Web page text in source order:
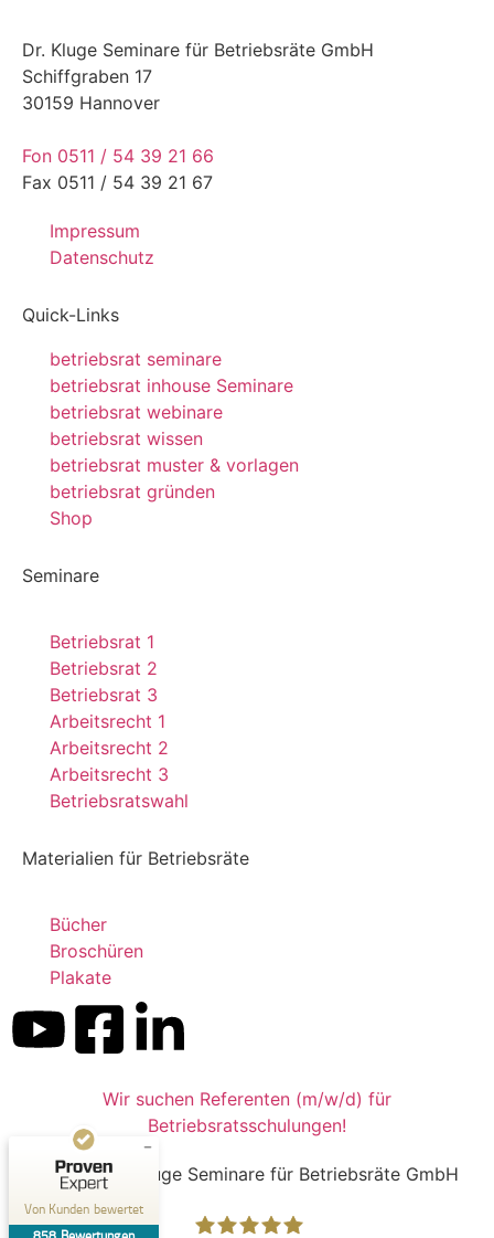
Dr. Kluge Seminare für Betriebsräte GmbH
Schiffgraben 17
30159 Hannover
Fon 0511 / 54 39 21 66
Fax 0511 / 54 39 21 67
Impressum
Datenschutz
Quick-Links
betriebsrat seminare
betriebsrat inhouse Seminare
betriebsrat webinare
betriebsrat wissen
betriebsrat muster & vorlagen
betriebsrat gründen
Shop
Seminare
Betriebsrat 1
Betriebsrat 2
Betriebsrat 3
Arbeitsrecht 1
Arbeitsrecht 2
Arbeitsrecht 3
Betriebsratswahl
Materialien für Betriebsräte
Bücher
Broschüren
Plakate
Wir suchen Referenten (m/w/d) für
Betriebsratsschulungen!
© 2026 Dr. Kluge Seminare für Betriebsräte GmbH
Von Kunden bewertet
Kundenbewertungen und Erfahrungen zu
Dr. Kluge Seminare
Empfehlungen auf
SEHR GUT
199
ProvenExpert.com
659
Bewertungen von
anderen Quellen
Blick aufs ProvenExpert-Profil werfen